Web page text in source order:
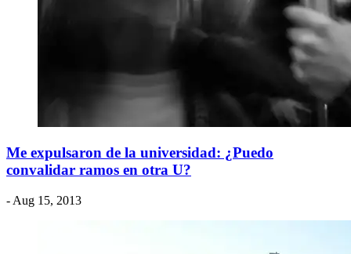
Me expulsaron de la universidad: ¿Puedo
convalidar ramos en otra U?
- Aug 15, 2013